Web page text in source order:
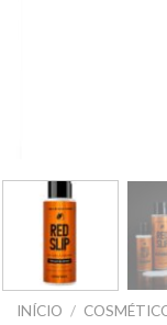
INÍCIO /